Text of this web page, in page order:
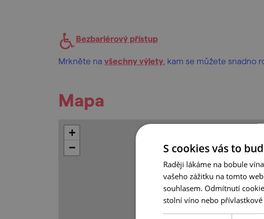
Bezbariérový přístup
Mrkněte na všechny výlety , kam se můžete snadno
Mapa
+
−
S cookies vás to
Raději lákáme na bobule
vašeho zážitku na tomto
souhlasem. Odmítnutí
stolní víno nebo přívlastkové